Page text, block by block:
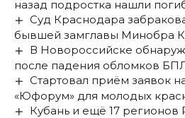
назад подростка нашли
Суд Краснодара
бывшей замглавы Минобра
В Новороссийске
после падения обломков
Стартовал приём заявок
«Юфорум» для молодых
Кубань и ещё 17 регионов